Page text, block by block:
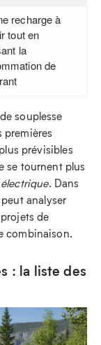
recharge à
tout en
la
de
souplesse
prévisibles
se tournent plus
. Dans
peut analyser
de
combinaison.
: la liste des